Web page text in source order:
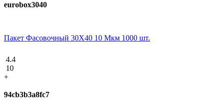
eurobox3040
Пакет Фасовочный 30Х40 10 Мкм 1000 шт.
4.4
10
+
94cb3b3a8fc7